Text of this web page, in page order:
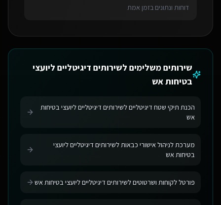
דוחות ונתונים בזמן אמת
שירותים משלימים לשירותים דיגיטליים ליועצי
בטיחות אש
הכנת תיקי שטח דיגיטליים לשירותים דיגיטליים ליועצי בטיחות
אש
מערכת לניהול אישורי כבאות לשירותים דיגיטליים ליועצי
בטיחות אש
פורטל לקוחות ושרטוטים לשירותים דיגיטליים ליועצי בטיחות אש